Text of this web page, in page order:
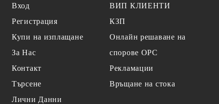
Вход
Регистрация
Купи на изплащане
За Нас
Контакт
Търсене
Лични Данни
ВИП КЛИЕНТИ
КЗП
Онлайн решаване на
спорове OPC
Рекламации
Връщане на стока